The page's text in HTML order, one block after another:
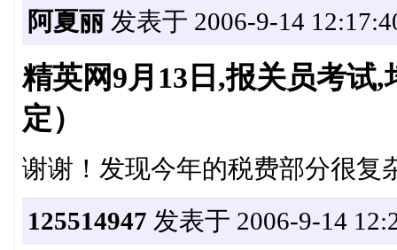
阿夏丽发表于 2006-9-14
精英网9月13日,报关员考试
定）
谢谢！发现今年的税费部分很复
125514947 发表于 2006-9-14